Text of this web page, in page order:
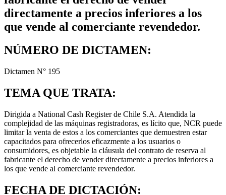
directamente a precios inferiores a los
que vende al comerciante revendedor.
NÚMERO DE DICTAMEN:
Dictamen N° 195
TEMA QUE TRATA:
Dirigida a National Cash Register de Chile S.A. Atendida la
complejidad de las máquinas registradoras, es lícito que, NCR puede
limitar la venta de estos a los comerciantes que demuestren estar
capacitados para ofrecerlos eficazmente a los usuarios o
consumidores, es objetable la cláusula del contrato de reserva al
fabricante el derecho de vender directamente a precios inferiores a
los que vende al comerciante revendedor.
FECHA DE DICTACIÓN: